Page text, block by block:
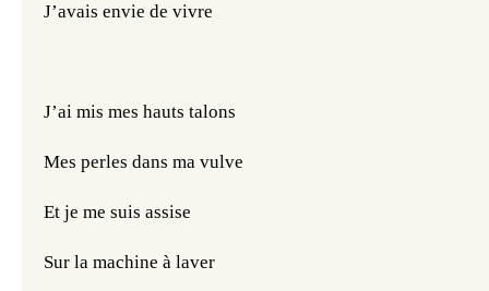
J’avais envie de vivre
J’ai mis mes hauts talons
Mes perles dans ma vulve
Et je me suis assise
Sur la machine à laver